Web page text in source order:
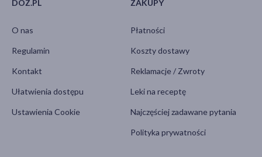
DOZ.PL
O nas
Regulamin
Kontakt
Ułatwienia dostępu
Ustawienia Cookie
ZAKUPY
Płatności
Koszty dostawy
Reklamacje / Zwroty
Leki na receptę
Najczęściej zadawane pytania
Polityka prywatności